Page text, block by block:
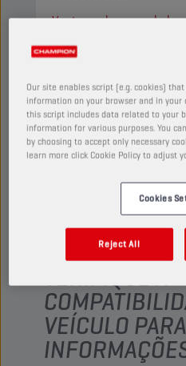
Ver tamanhos e
TDS
VERIFIQUE A
VEÍCULO
Our site enables script (e.g. cookies)
information on your browser and in your
this script includes data related to your
information for various purposes. You
by choosing to accept only necessary
learn more click Cookie Policy to adjust
Cookies
Reject All